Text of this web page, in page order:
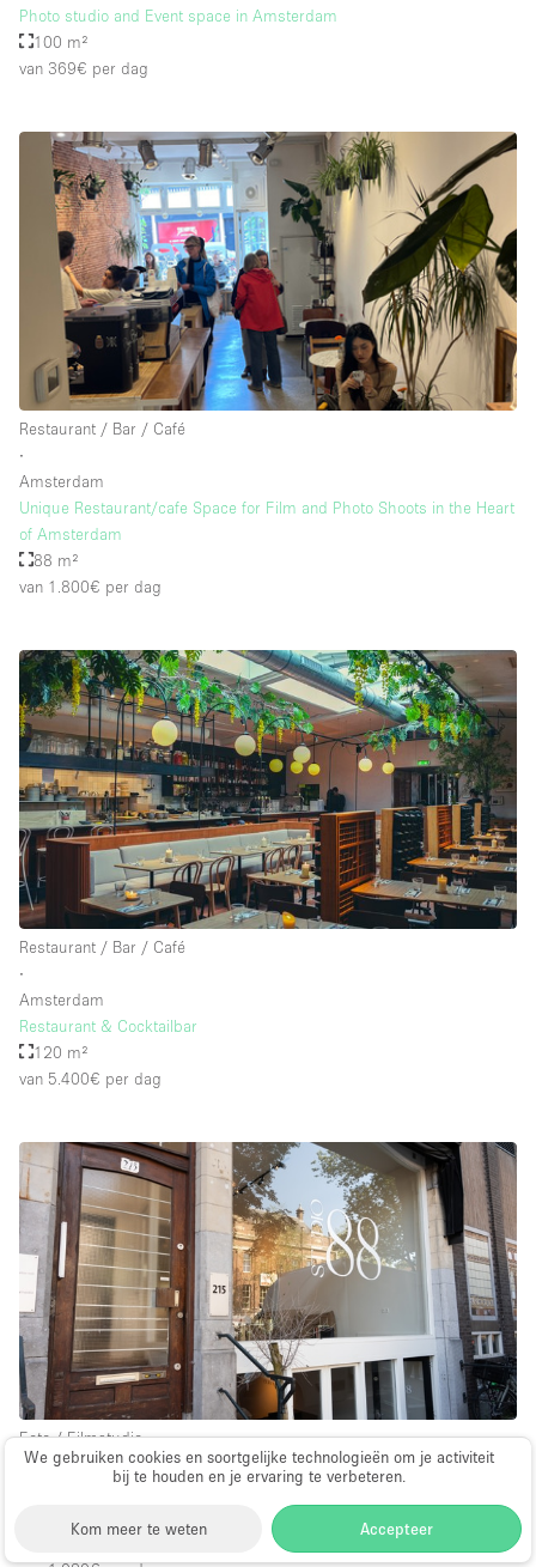
We gebruiken cookies en soortgelijke technologieën om je activiteit
bij te houden en je ervaring te verbeteren.
Kom meer te weten Accepteer
Photo studio and Event space in Amsterdam
100 m²
van 369€ per dag
Restaurant / Bar / Café
∙
Amsterdam
Unique Restaurant/cafe Space for Film and Photo Shoots in the Heart
of Amsterdam
88 m²
van 1.800€ per dag
Restaurant / Bar / Café
∙
Amsterdam
Restaurant & Cocktailbar
120 m²
van 5.400€ per dag
Foto / Filmstudio